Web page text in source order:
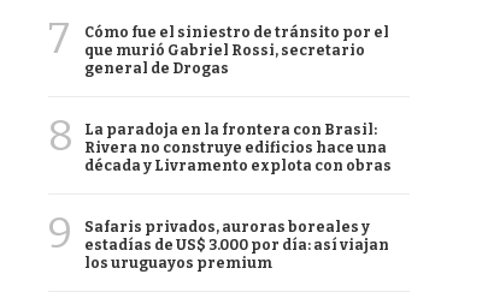
7
Cómo fue el siniestro de tránsito por el
que murió Gabriel Rossi, secretario
general de Drogas
8
La paradoja en la frontera con Brasil:
Rivera no construye edificios hace una
década y Livramento explota con obras
9
Safaris privados, auroras boreales y
estadías de US$ 3.000 por día: así viajan
los uruguayos premium